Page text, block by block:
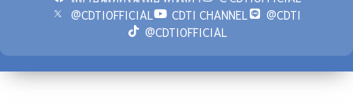
@CDTIOFFICIAL
CDTI CHANNEL
@CDTI
@CDTIOFFICIAL